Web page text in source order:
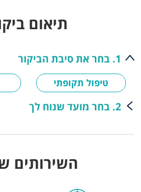
תיאום
1. בחר את סיבת הביקור
טיפול תקופתי
2. בחר מועד שנוח לך
השירותים